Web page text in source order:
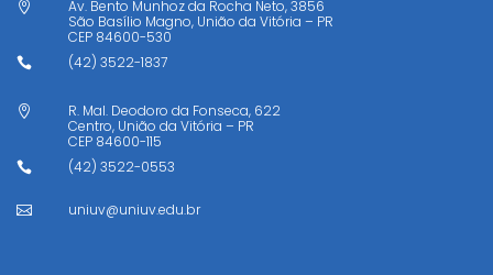

Av. Bento Munhoz da Rocha Neto, 3856
São Basílio Magno, União da Vitória – PR
CEP 84600-530
 (42) 3522-1837

R. Mal. Deodoro da Fonseca, 622
Centro, União da Vitória – PR
CEP 84600-115
 (42) 3522-0553
 uniuv@uniuv.edu.br